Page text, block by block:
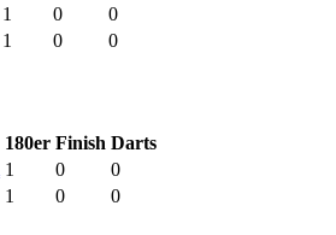
1 0
0
1 0 0
180er Finish Darts
1 0
0
1 0 0